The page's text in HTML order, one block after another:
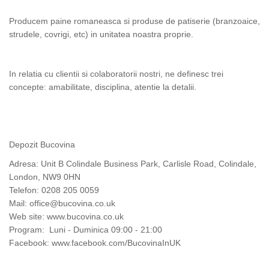
Producem paine romaneasca si produse de patiserie (branzoaice,
strudele, covrigi, etc) in unitatea noastra proprie.
In relatia cu clientii si colaboratorii nostri, ne definesc trei
concepte: amabilitate, disciplina, atentie la detalii.
Depozit Bucovina
Adresa: Unit B Colindale Business Park, Carlisle Road, Colindale,
London, NW9 0HN
Telefon: 0208 205 0059
Mail: office@bucovina.co.uk
Web site: www.bucovina.co.uk
Program: Luni - Duminica 09:00 - 21:00
Facebook: www.facebook.com/BucovinaInUK